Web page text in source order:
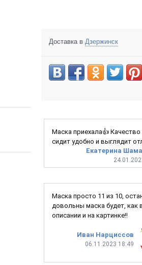
Доставка в Дзержинск
Екатерина
Маска приехала👍 Качество
сидит удобно и выглядит
Иван Нарциссов
06.11.2023 18:49
Маска просто 11 из 10,
довольны маска будет, как
описании и на картинке!!